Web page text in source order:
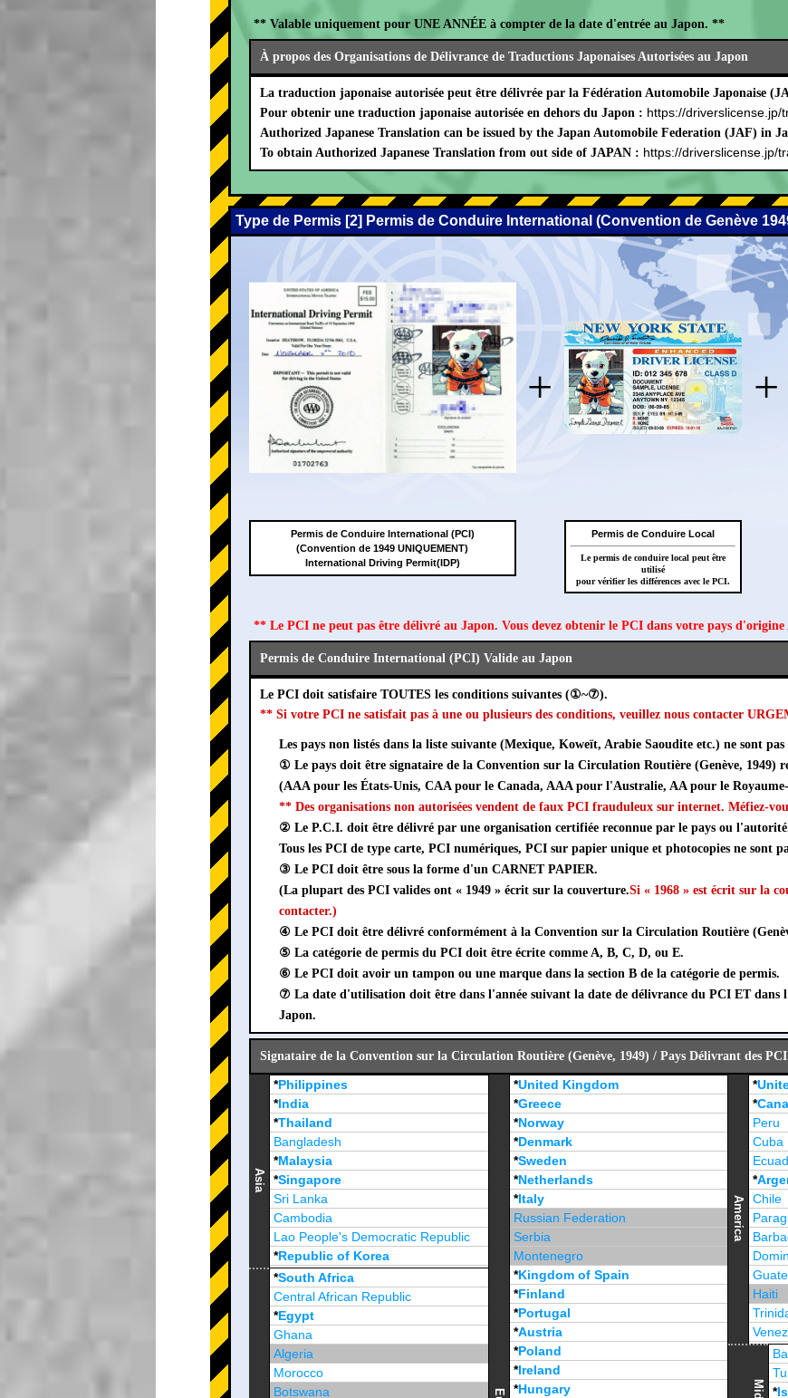
** Valable uniquement pour UNE ANNÉE à compter de la date d'entrée au Japon. **
À propos des Organisations de Délivrance de Traductions Japonaises Autorisées au Japon
La traduction japonaise autorisée peut être délivrée par la Fédération Automobile Japonaise
Pour obtenir une traduction japonaise autorisée en dehors du Japon : https://driverslicense.jp/
Authorized Japanese Translation can be issued by the Japan Automobile Federation (JAF) in
To obtain Authorized Japanese Translation from out side of JAPAN : https://driverslicense.jp/
Type de Permis [2] Permis de Conduire International (Convention de Genève
+ +
Permis de Conduire International (PCI)
(Convention de 1949 UNIQUEMENT)
International Driving Permit(IDP)
Permis de Conduire Local
Le permis de conduire local peut être
utilisé
pour vérifier les différences avec le PCI.
** Le PCI ne peut pas être délivré au Japon. Vous devez obtenir le PCI dans votre pays
Permis de Conduire International (PCI) Valide au Japon
Le PCI doit satisfaire TOUTES les conditions suivantes (①~⑦).
** Si votre PCI ne satisfait pas à une ou plusieurs des conditions, veuillez nous contacter
Les pays non listés dans la liste suivante (Mexique, Koweït, Arabie Saoudite etc.) ne sont
① Le pays doit être signataire de la Convention sur la Circulation Routière (Genève, 1949)
(AAA pour les États-Unis, CAA pour le Canada, AAA pour l'Australie, AA pour le
** Des organisations non autorisées vendent de faux PCI frauduleux sur internet. Méfiez-
② Le P.C.I. doit être délivré par une organisation certifiée reconnue par le pays ou
Tous les PCI de type carte, PCI numériques, PCI sur papier unique et photocopies ne sont
③ Le PCI doit être sous la forme d'un CARNET PAPIER.
(La plupart des PCI valides ont « 1949 » écrit sur la couverture.Si « 1968 » est écrit sur la
contacter.)
④ Le PCI doit être délivré conformément à la Convention sur la Circulation Routière
⑤ La catégorie de permis du PCI doit être écrite comme A, B, C, D, ou E.
⑥ Le PCI doit avoir un tampon ou une marque dans la section B de la catégorie de permis.
⑦ La date d'utilisation doit être dans l'année suivant la date de délivrance du PCI ET dans
Japon.
Signataire de la Convention sur la Circulation Routière (Genève, 1949) / Pays Délivrant des
Asia
*Philippines
*India
*Thailand
Bangladesh
*Malaysia
*Singapore
Sri Lanka
Cambodia
Lao People's Democratic Republic
*Republic of Korea
Brunei Darussalam
*South Africa
Central African Republic
*Egypt
Ghana
Algeria
Morocco
Botswana
*United Kingdom
*Greece
*Norway
*Denmark
*Sweden
*Netherlands
*Italy
Russian Federation
Serbia
Montenegro
*Kingdom of Spain
*Finland
*Portugal
*Austria
*Poland
*Ireland
*Hungary
America
*
*
Peru
Cuba
*
Chile
Haiti
*